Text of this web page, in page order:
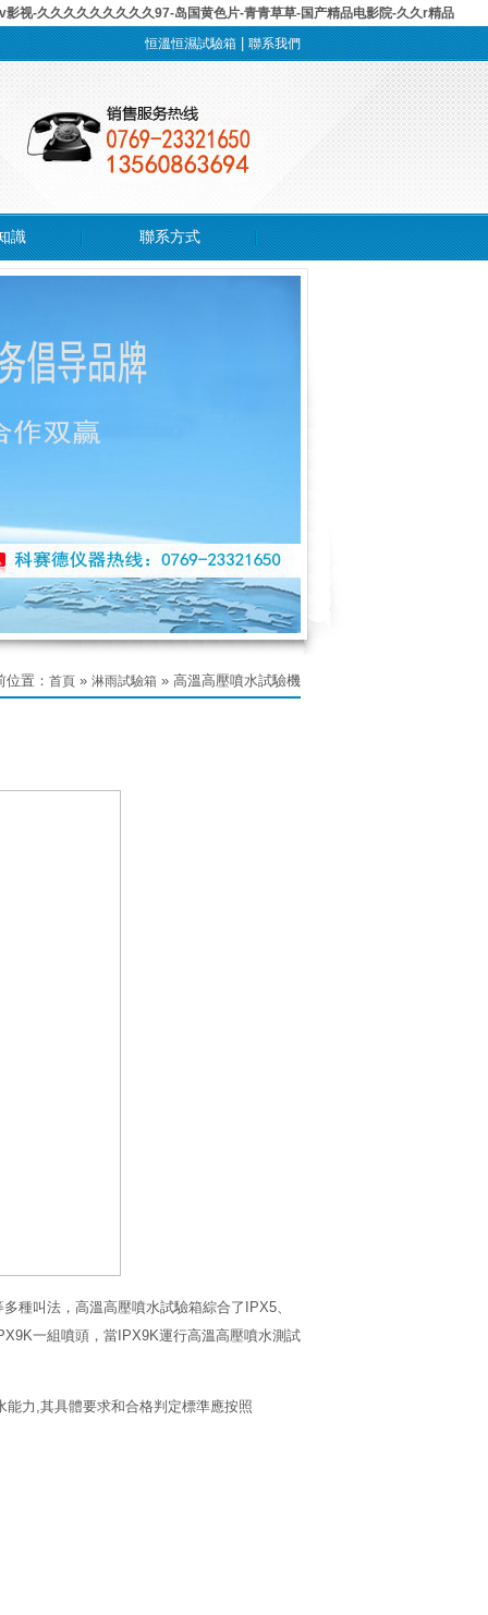
视-久久久久久久久久久97-岛国黄色片-青青草草-国产精品电影院-久久r精品
恒溫恒濕試驗箱|聯系我們
識 聯系方式
位置： 首頁 » 淋雨試驗箱 » 高溫高壓噴水試驗機
多種叫法，高溫高壓噴水試驗箱綜合了IPX5、
一組噴頭，當IPX9K運行高溫高壓噴水測試
力,其具體要求和合格判定標準應按照